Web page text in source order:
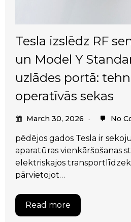
Tesla izslēdz RF
un Model Y
uzlādes portā:
operatīvās sekas
March 30, 2026 No
pēdējos gados Tesla ir
aparatūras vienkāršošanas
elektriskajos
pārvietojot…
Read more